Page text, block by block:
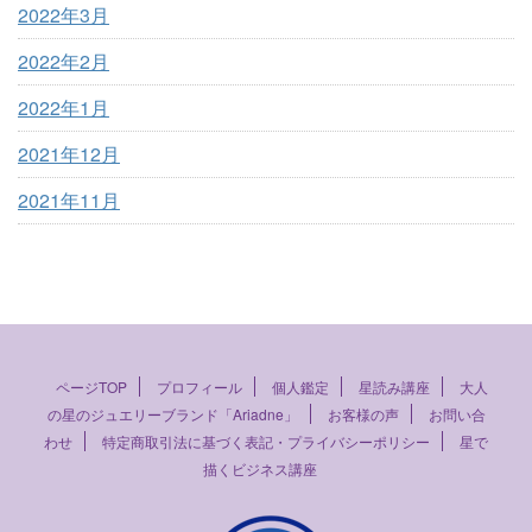
2022年3月
2022年2月
2022年1月
2021年12月
2021年11月
ページTOP プロフィール 個人鑑定 星読み講座
大人
の星のジュエリーブランド「Ariadne」
お客様の声
お問い合
わせ
特定商取引法に基づく表記・プライバシーポリシー
星で
描くビジネス講座